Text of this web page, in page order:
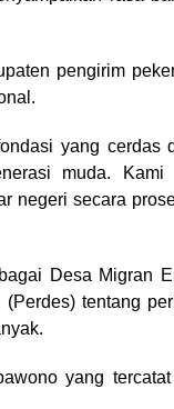
pengirim
yang cerdas
muda. Kami
negeri secara
Desa Migran
tentang
yang